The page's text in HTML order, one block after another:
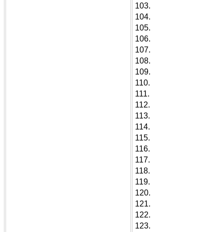
103.
104.
105.
106.
107.
108.
109.
110.
111.
112.
113.
114.
115.
116.
117.
118.
119.
120.
121.
122.
123.